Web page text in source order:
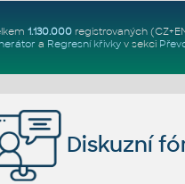
1.130.000registrovaných
a Regresní křivkyv sekci
Diskuzní